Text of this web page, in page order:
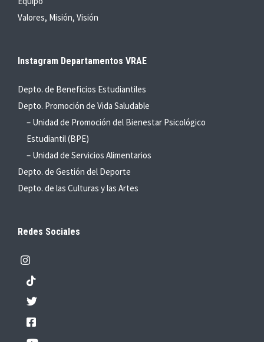
Valores, Misión, Visión
Instagram Departamentos VRAE
Depto. de Beneficios Estudiantiles
Depto. Promoción de Vida Saludable
– Unidad de Promoción del Bienestar Psicológico
Estudiantil (BPE)
– Unidad de Servicios Alimentarios
Depto. de Gestión del Deporte
Depto. de las Culturas y las Artes
Redes Sociales